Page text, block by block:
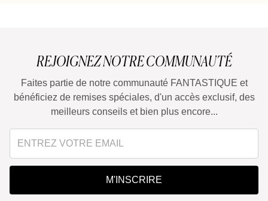
REJOIGNEZ NOTRE COMMUNAUTÉ
Faites partie de notre communauté FANTASTIQUE et
bénéficiez de remises spéciales, d'un accès exclusif, des
meilleurs conseils et bien plus encore...
M'INSCRIRE